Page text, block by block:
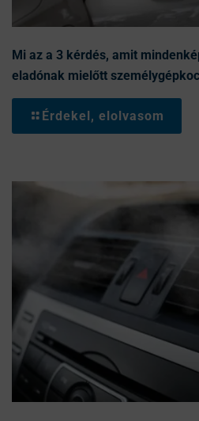
Mi az a 3 kérdés, amit
eladónak mielőtt
Érdekel, elolvasom